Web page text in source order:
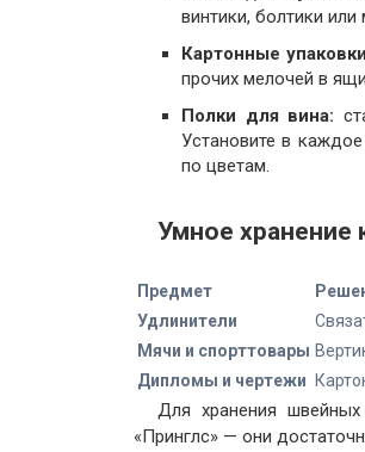
винтики, болтики
Картонные
прочих мелочей в
Полки для вина:
Установите в
по цветам.
Умное хранение
Предмет
Удлинители
Мячи и спорттовары
Дипломы и чертежи
Для хранения
«Принглс» — они